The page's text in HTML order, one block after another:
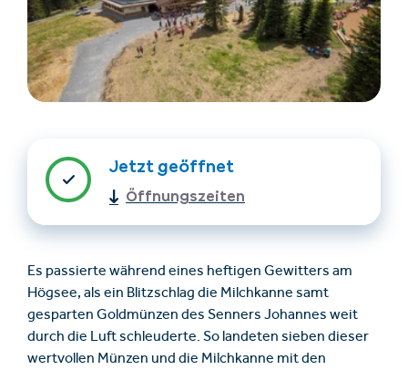
Unterkünfte finden
Ticket- &
Deutsch
+43/5476/6239
info@serfaus-fiss-ladis.at
Jetzt geöffnet
Öffnungszeiten
Es passierte während eines heftigen Gewitters am
Högsee, als ein Blitzschlag die Milchkanne samt
gesparten Goldmünzen des Senners Johannes weit
durch die Luft schleuderte. So landeten sieben dieser
wertvollen Münzen und die Milchkanne mit den